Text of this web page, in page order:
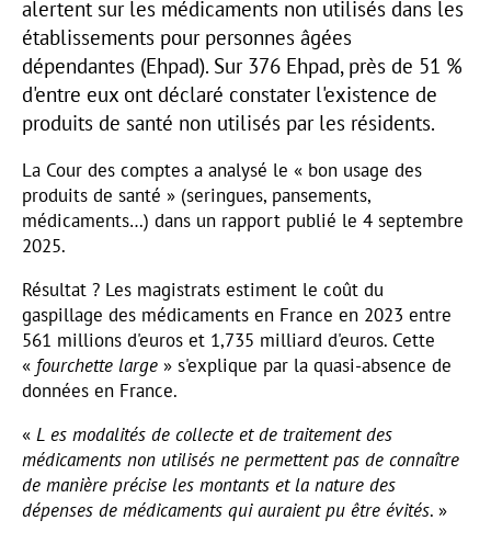
alertent sur les médicaments non utilisés dans les
établissements pour personnes âgées
dépendantes (Ehpad). Sur 376 Ehpad, près de 51 %
d'entre eux ont déclaré constater l'existence de
produits de santé non utilisés par les résidents.
La Cour des comptes a analysé le « bon usage des
produits de santé » (seringues, pansements,
médicaments…) dans un rapport publié le 4 septembre
2025.
Résultat ? Les magistrats estiment le coût du
gaspillage des médicaments en France en 2023 entre
561 millions d'euros et 1,735 milliard d'euros. Cette
« fourchette large » s'explique par la quasi-absence de
données en France.
« L es modalités de collecte et de traitement des
médicaments non utilisés ne permettent pas de connaître
de manière précise les montants et la nature des
dépenses de médicaments qui auraient pu être évités. »